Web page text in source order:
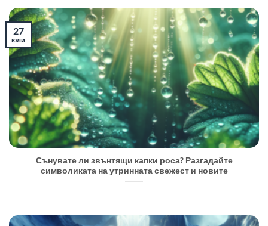
Сънувате ли звънтящи капки роса? Разгадайте
символиката на утринната свежест и новите
27
юли